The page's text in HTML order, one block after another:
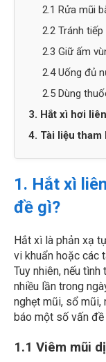
2.1 Rửa mũi
2.2 Tránh
2.3 Giữ ấm
2.4 Uống đủ
2.5 Dùng
3. Hắt xì hơi
4. Tài liệu tham
1. Hắt xì
đề gì?
Hắt xì là phản xạ
vi khuẩn hoặc các
Tuy nhiên, nếu tình
nhiều lần trong
nghẹt mũi, sổ mũi,
báo một số vấn
1.1 Viêm mũi